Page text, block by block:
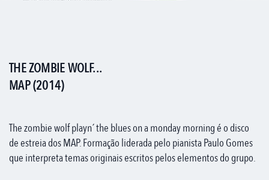
THE ZOMBIE WOLF...
MAP (2014)
The zombie wolf playn´ the blues on a monday morning é o disco
de estreia dos MAP. Formação liderada pelo pianista Paulo Gomes
que interpreta temas originais escritos pelos elementos do grupo.